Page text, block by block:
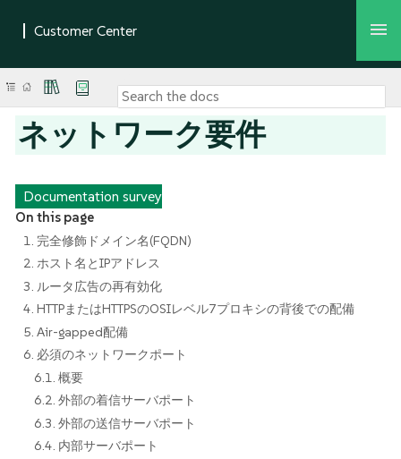
ネットワーク要件
Documentation survey
On this page
1. 完全修飾ドメイン名(FQDN)
2. ホスト名とIPアドレス
3. ルータ広告の再有効化
4. HTTPまたはHTTPSのOSIレベル7プロキシの背後での配備
5. Air-gapped配備
6. 必須のネットワークポート
6.1. 概要
6.2. 外部の着信サーバポート
6.3. 外部の送信サーバポート
6.4. 内部サーバポート